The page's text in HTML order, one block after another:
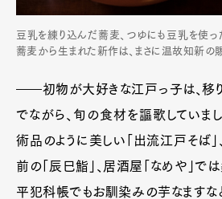
豆乳を練り込んだ蕎麦、つゆにも豆乳を使っ
蕎麦から生まれた新作は、まさに温故知新の賜
――初物が大好きな江戸っ子は、移
でながら、旬の食材を謳歌していまし
術品のように美しい「出流江戸そば
前の「辰巳鮨」、居酒屋「なめや」で
平犯科帳でもお馴染みの芋なますな